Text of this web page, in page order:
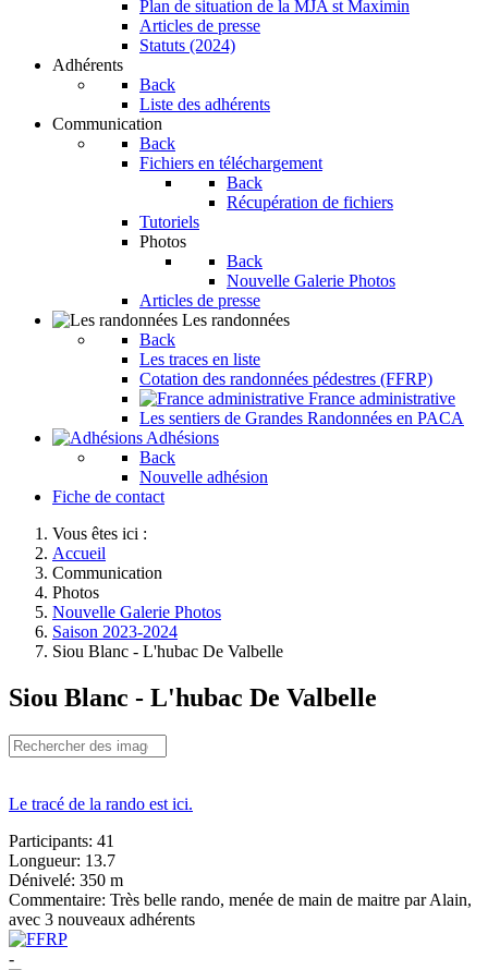
Plan de situation de la MJA st Maximin
Articles de presse
Statuts (2024)
Adhérents
Back
Liste des adhérents
Communication
Back
Fichiers en téléchargement
Back
Récupération de fichiers
Tutoriels
Photos
Back
Nouvelle Galerie Photos
Articles de presse
Les randonnées
Back
Les traces en liste
Cotation des randonnées pédestres (FFRP)
France administrative
Les sentiers de Grandes Randonnées en PACA
Adhésions
Back
Nouvelle adhésion
Fiche de contact
Vous êtes ici :
Accueil
Communication
Photos
Nouvelle Galerie Photos
Saison 2023-2024
Siou Blanc - L'hubac De Valbelle
Siou Blanc - L'hubac De Valbelle
Le tracé de la rando est ici.
Participants: 41
Longueur: 13.7
Dénivelé: 350 m
Commentaire: Très belle rando, menée de main de maitre par Alain,
avec 3 nouveaux adhérents
-